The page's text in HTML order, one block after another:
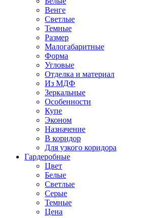
Венге
Светлые
Темные
Размер
Малогабаритные
Форма
Угловые
Отделка и материал
Из МДФ
Зеркальные
Особенности
Купе
Эконом
Назначение
В коридор
Для узкого коридора
Гардеробные
Цвет
Белые
Светлые
Серые
Темные
Цена